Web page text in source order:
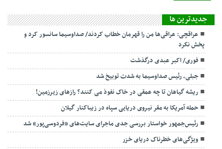
جديدترين ها
عراقچی: عراقی‌ها من را قهرمان خطاب کردند/ صداوسیما سانسور کرد و
پخش نکرد
فوری/ اکبر عبدی درگذشت
جبلی، رئیس صداوسیما به شدت توبیخ شد
ریشه گیاهان تا چه عمقی در خاک نفوذ می کنند؟ رازهای زیرزمین!
حمله آمریکا به مقر نیروی دریایی سپاه در زیباکنار گیلان
رئیس‌جمهور خواستار بررسی جدی ماجرای سایت‌های «فردوسی‌پور» شد
ویژگی‌های خطرناک دریای خزر